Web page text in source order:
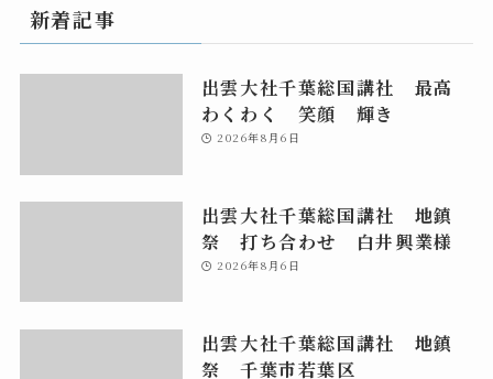
新着記事
出雲大社千葉総国講社 最高
わくわく 笑顔 輝き
2026年8月6日
出雲大社千葉総国講社 地鎮
祭 打ち合わせ 白井興業様
2026年8月6日
出雲大社千葉総国講社 地鎮
祭 千葉市若葉区